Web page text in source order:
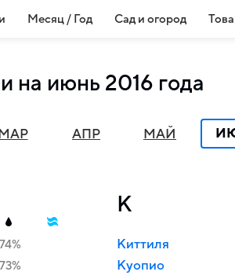
Месяц / Год Сад и огород
на июнь 2016 года
МАР АПР МАЙ
74%
73%
К
Киттиля
Куопио